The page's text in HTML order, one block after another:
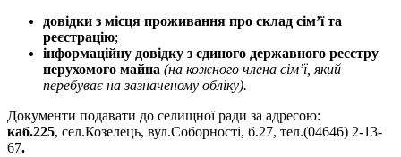
довідки з місця проживання про склад сім’ї та
реєстрацію;
інформаційну довідку з єдиного державного реєстру
нерухомого майна (на кожного члена сім’ї, який
перебуває на зазначеному обліку).
Документи подавати до селищної ради за адресою:
каб.225, сел.Козелець, вул.Соборності, б.27, тел.(04646) 2-13-
67.